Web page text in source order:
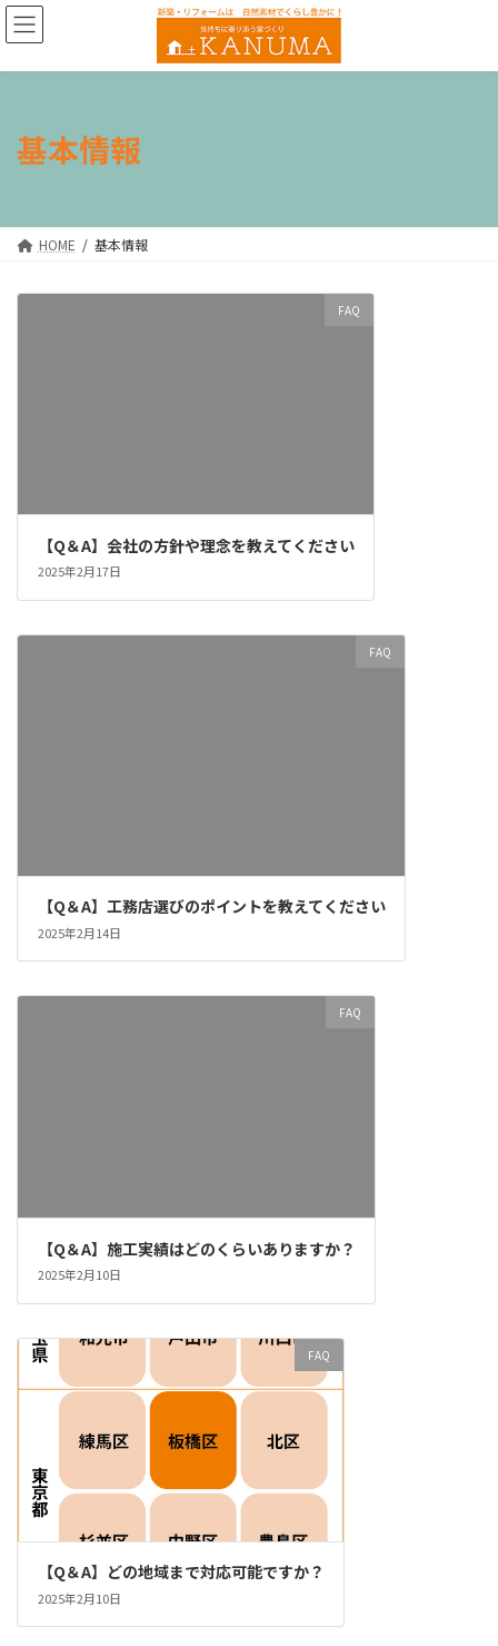
コ
ン
ン
ナ
ビ
ー
基本情報
HOME 基本情報
FAQ
【Q＆A】会社の方針や理念を教えてください
2025年2月17日
FAQ
【Q＆A】工務店選びのポイントを教えてください
2025年2月14日
FAQ
【Q＆A】施工実績はどのくらいありますか？
2025年2月10日
FAQ
【Q＆A】どの地域まで対応可能ですか？
2025年2月10日